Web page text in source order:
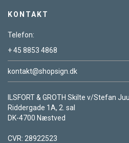
KONTAKT
Telefon:
+ 45 8853 4868
kontakt@shopsign.dk
ILSFORT & GROTH Skilte v/Stefan
Riddergade 1A, 2. sal
DK-4700 Næstved
CVR: 28922523